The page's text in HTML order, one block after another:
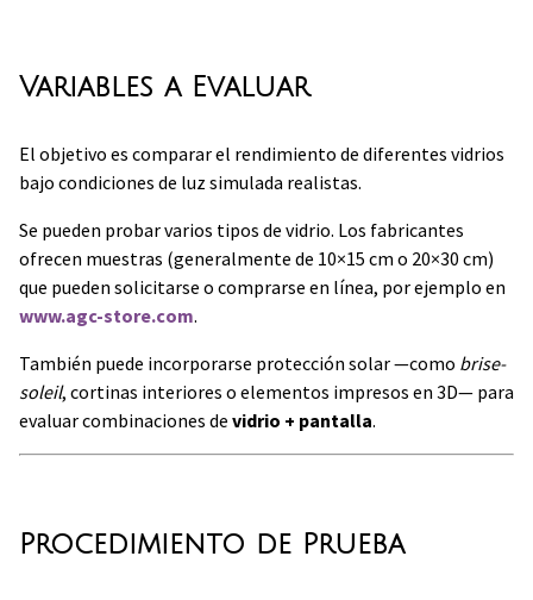
Variables a Evaluar
El objetivo es comparar el rendimiento de diferentes vidrios
bajo condiciones de luz simulada realistas.
Se pueden probar varios tipos de vidrio. Los fabricantes
ofrecen muestras (generalmente de 10×15 cm o 20×30 cm)
que pueden solicitarse o comprarse en línea, por ejemplo en
www.agc-store.com.
También puede incorporarse protección solar —como brise-
soleil, cortinas interiores o elementos impresos en 3D— para
evaluar combinaciones de vidrio + pantalla.
Procedimiento de Prueba